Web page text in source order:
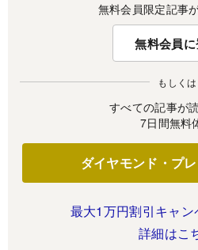
無料会員限定記事
無料会員
もしくは
すべての記事が
7日間無料
ダイヤモンド・プ
最大1万円割引キャン
詳細はこ